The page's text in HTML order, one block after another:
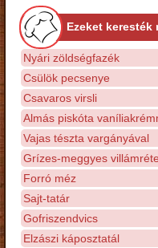
Ezeket keresték
Nyári zöldségfazék
Csülök pecsenye
Csavaros virsli
Almás piskóta
Vajas tészta vargányával
Grízes-meggyes
Forró méz
Sajt-tatár
Gofriszendvics
Elzászi káposztatál